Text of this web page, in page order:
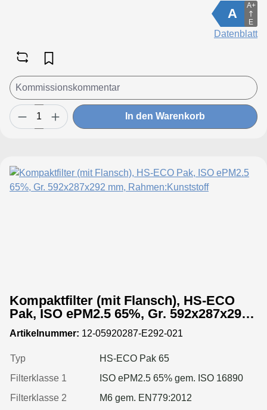
A
A+
E
Datenblatt
In den Warenkorb
Kompaktfilter (mit Flansch), HS-ECO
Pak, ISO ePM2.5 65%, Gr. 592x287x292
mm, Rahmen:Kunststoff
Artikelnummer: 12-05920287-E292-021
Typ
HS-ECO Pak 65
Filterklasse 1
ISO ePM2.5 65% gem. ISO 16890
Filterklasse 2
M6 gem. EN779:2012